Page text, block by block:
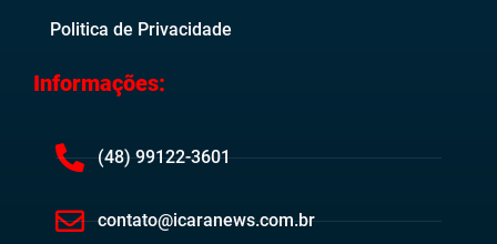
Politica de Privacidade
Informações:
(48) 99122-3601
contato@icaranews.com.br